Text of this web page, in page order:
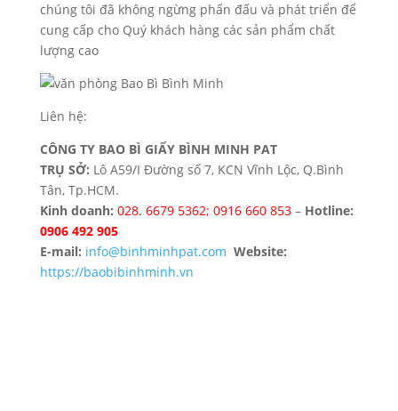
chúng tôi đã không ngừng phấn đấu và phát triển để
cung cấp cho Quý khách hàng các sản phẩm chất
lượng cao
Liên hệ:
CÔNG TY BAO BÌ GIẤY BÌNH MINH PAT
TRỤ SỞ: Lô A59/I Đường số 7, KCN Vĩnh Lộc, Q.Bình
Tân, Tp.HCM.
Kinh doanh: 028. 6679 5362; ‎0916 660 853– Hotline:
0906 492 905
E-mail: info@binhminhpat.com Website:
https://baobibinhminh.vn